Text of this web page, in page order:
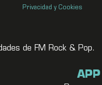
Privacidad y Cookies
de FM Rock & Pop.